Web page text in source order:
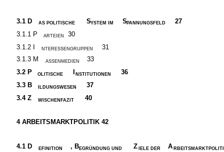
3.1 D AS POLITISCHE SYSTEM IM SPANNUNGSFELD
27
3.1.1 P
ARTEIEN
30
3.1.2 I
NTERESSENGRUPPEN
31
3.1.3 M
ASSENMEDIEN
33
3.2 P OLITISCHE NSTITUTIONEN
36
3.3 B ILDUNGSWESEN
37
3.4 Z WISCHENFAZIT 40
4 ARBEITSMARKTPOLITIK 42
4.1 D EFINITION , BEGRÜNDUNG UND Z IELE DER A